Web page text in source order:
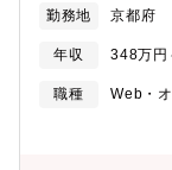
学びが多い環境で
社直後入社時のご
サポートできる体
安心して就業いた
らベテランまで
くりやIoT、DXに
ション：メンバ
換えに伴う技術検
振動試験 等：量
勤務地 京都府
年収 348万円
職種
Web・